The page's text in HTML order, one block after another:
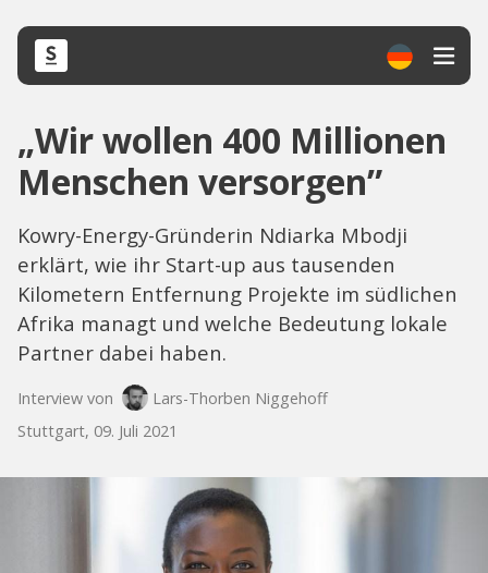
„Wir wollen 400 Millionen
Menschen versorgen”
Kowry-Energy-Gründerin Ndiarka Mbodji
erklärt, wie ihr Start-up aus tausenden
Kilometern Entfernung Projekte im südlichen
Afrika managt und welche Bedeutung lokale
Partner dabei haben.
Interview von
Lars-Thorben Niggehoff
Stuttgart, 09. Juli 2021